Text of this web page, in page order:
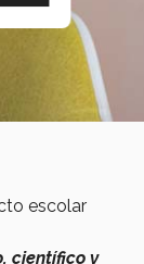
escolar
científico y